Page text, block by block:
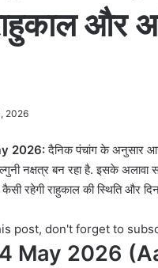
और
2026
2026:दैनिक पंचांग के अनुसार
नक्षत्र बन रहा है. इसके अलावा
रहेगी राहुकाल की स्थिति और
post, don't forget to
May 2026